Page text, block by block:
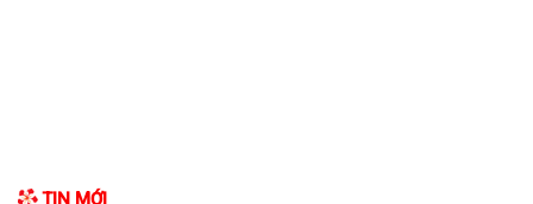
Công văn số 3385/UBND-KT ngày 29/7/2026 của UBND phường v/v